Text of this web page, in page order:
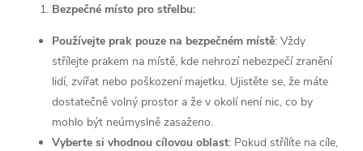
Bezpečné místo pro střelbu:
Používejte prak pouze na bezpečném místě: Vždy
střílejte prakem na místě, kde nehrozí nebezpečí zranění
lidí, zvířat nebo poškození majetku. Ujistěte se, že máte
dostatečně volný prostor a že v okolí není nic, co by
mohlo být neúmyslně zasaženo.
Vyberte si vhodnou cílovou oblast: Pokud střílíte na cíle,